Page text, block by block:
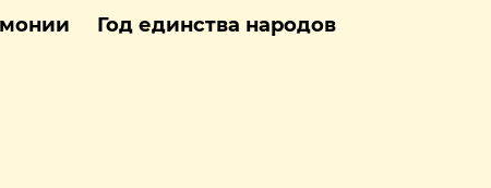
Год единства народов